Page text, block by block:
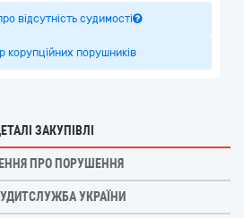
відсутність судимості
корупційних порушників
ЗАКУПІВЛІ
ПРО ПОРУШЕННЯ
УКРАЇНИ